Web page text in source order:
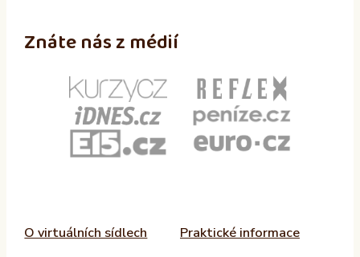
Znáte nás z médií
O virtuálních sídlech
Praktické informace